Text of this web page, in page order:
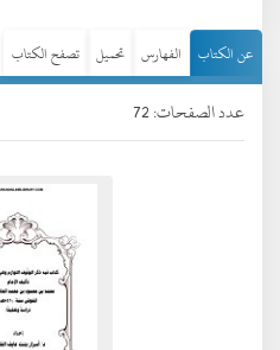
عن الكتاب الفهارس تحميل تصفح الكتاب
عدد الصفحات: 72